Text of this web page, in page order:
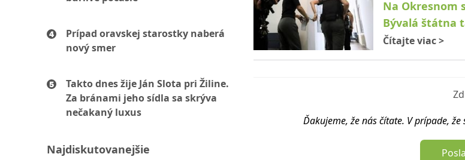
Prípad oravskej starostky naberá
nový smer
Takto dnes žije Ján Slota pri Žiline.
Za bránami jeho sídla sa skrýva
nečakaný luxus
Najdiskutovanejšie
Na Okresnom
Bývalá štátna
Čítajte viac>
Ďakujeme, že nás čítate. V prípade,